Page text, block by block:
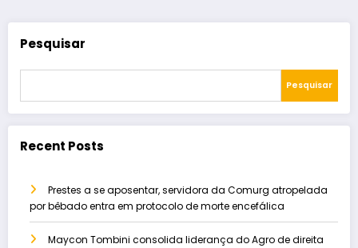
Pesquisar
Pesquisar
Recent Posts
Prestes a se aposentar, servidora da Comurg atropelada
por bêbado entra em protocolo de morte encefálica
Maycon Tombini consolida liderança do Agro de direita